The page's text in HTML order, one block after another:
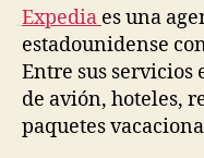
Expedia es una
estadounidense
Entre sus servicios
de avión, hoteles,
paquetes